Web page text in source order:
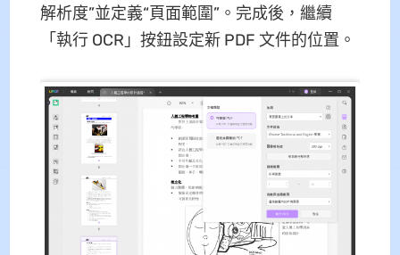
解析度”並定義“頁面範圍”。完成後，繼續
「執行 OCR」按鈕設定新 PDF 文件的位置。